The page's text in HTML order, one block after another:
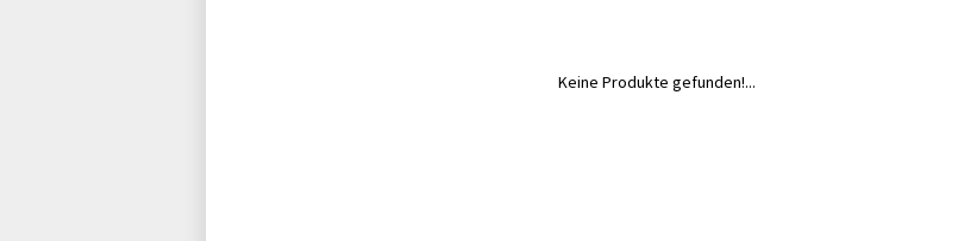
Keine Produkte gefunden!...